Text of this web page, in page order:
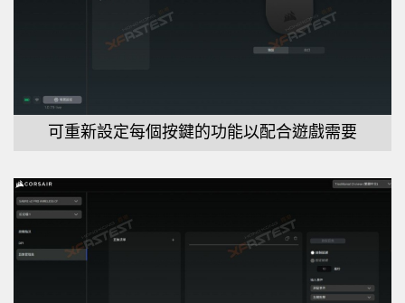
可重新設定每個按鍵的功能以配合遊戲需要